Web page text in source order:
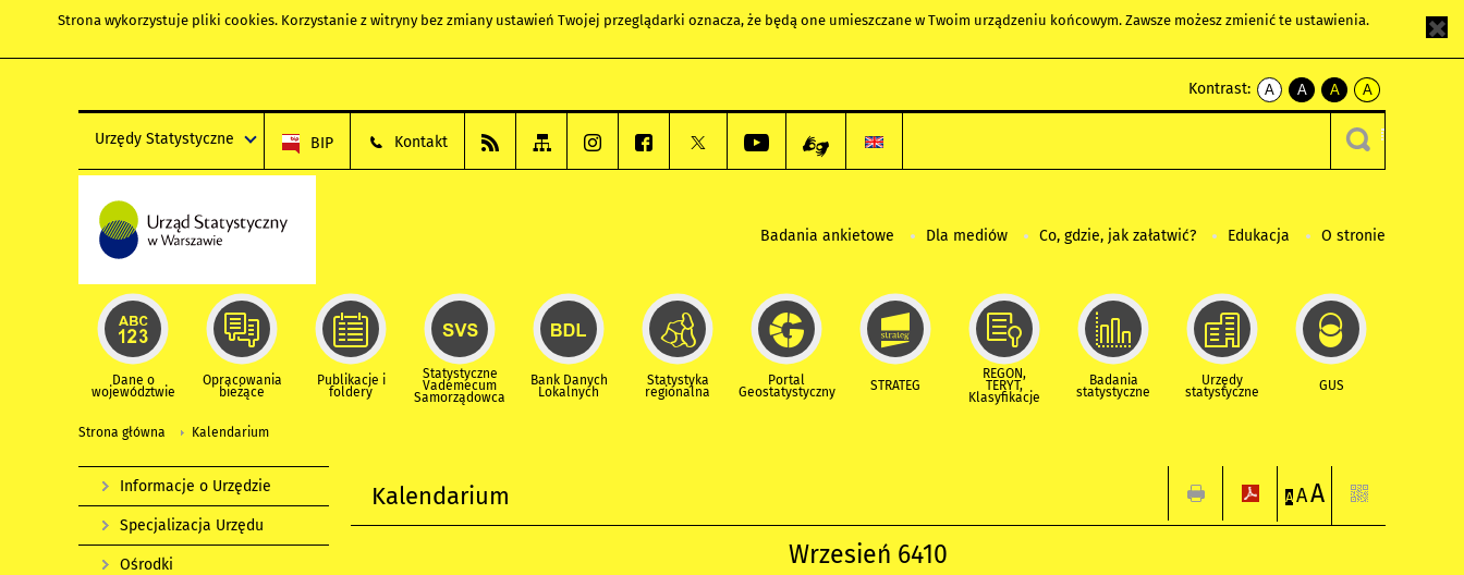
Strona wykorzystuje pliki cookies. Korzystanie z witryny bez zmiany ustawień Twojej przeglądarki oznacza, że będą one umieszczane w Twoim urządzeniu końcowym. Zawsze możesz zmienić te ustawienia.
Kontrast:
A
kontrast
A
kontrast
czarnym
A
kontrast
żółty
tekst
czarnym
A
kontrast
czarny
tekst
żółtym
Urzędy Statystyczne BIP Kontakt
Badania ankietowe Dla mediów Co, gdzie, jak załatwić? Edukacja O stronie
Dane o
województwie
Opracowania
bieżące
Publikacje i
foldery
Statystyczne
Vademecum
Samorządowca
Bank Danych
Lokalnych
Statystyka
regionalna
Portal
Geostatystyczny STRATEG
REGON,
TERYT,
Klasyfikacje
Badania
statystyczne
Urzędy
statystyczne GUS
Strona główna Kalendarium
Kalendarium A AA
Wrzesień 6410
Informacje o Urzędzie
Specjalizacja Urzędu
Ośrodki